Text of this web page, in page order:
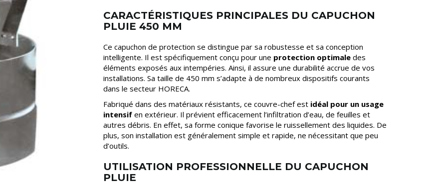
CARACTÉRISTIQUES PRINCIPALES DU CAPUCHON
PLUIE 450 MM
Ce capuchon de protection se distingue par sa robustesse et sa conception
intelligente. Il est spécifiquement conçu pour une protection optimale des
éléments exposés aux intempéries. Ainsi, il assure une durabilité accrue de vos
installations. Sa taille de 450 mm s’adapte à de nombreux dispositifs courants
dans le secteur HORECA.
Fabriqué dans des matériaux résistants, ce couvre-chef est idéal pour un usage
intensif en extérieur. Il prévient efficacement l’infiltration d’eau, de feuilles et
autres débris. En effet, sa forme conique favorise le ruissellement des liquides. De
plus, son installation est généralement simple et rapide, ne nécessitant que peu
d’outils.
UTILISATION PROFESSIONNELLE DU CAPUCHON
PLUIE